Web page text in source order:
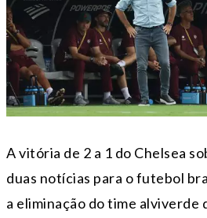
A vitória de 2 a 1 do Chelsea
duas notícias para o futebol
a eliminação do time alviverde